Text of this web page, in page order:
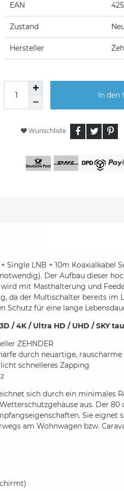
EAN
Zustand
Hersteller
In den
Wunschliste
Single LNB + 10m Koaxialkabel
Der Aufbau dieser
mit Masthalterung und
da der Multischalter bereits im
Schutz für eine lange
/ 4K / Ultra HD / UHD / SKY
ZEHNDER
durch neuartige, rauscharme
schnelleres Zapping
sich durch ein minimales
aus. Der
Sie eignet
am Wohnwagen bzw.